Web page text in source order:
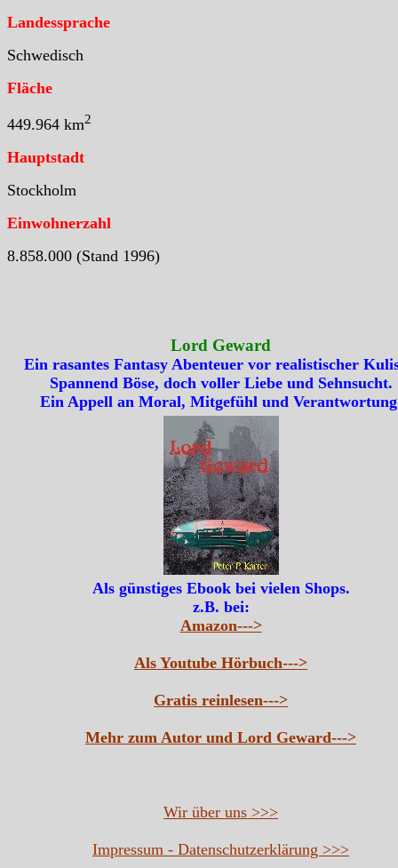
Landessprache
Schwedisch
Fläche
449.964 km2
Hauptstadt
Stockholm
Einwohnerzahl
8.858.000 (Stand 1996)
Lord Geward
Ein rasantes Fantasy Abenteuer vor realistischer
Spannend Böse, doch voller Liebe und Sehnsucht.
Ein Appell an Moral, Mitgefühl und
Als günstiges Ebook bei vielen Shops.
z.B. bei:
Amazon--->
Als Youtube Hörbuch--->
Gratis reinlesen--->
Mehr zum Autor und Lord Geward--->
Wir über uns >>>
Impressum - Datenschutzerklärung >>>